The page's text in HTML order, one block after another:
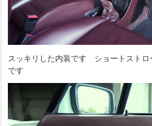
スッキリした内装です ショートストロ
です